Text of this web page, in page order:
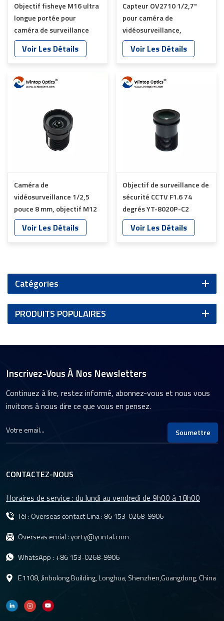
Objectif fisheye M16 ultra
longue portée pour
caméra de surveillance
personnalisée YT-4986P-
A2Voir Les Détails
Capteur OV2710 1/2,7"
pour caméra de
vidéosurveillance,
objectifs 35 mm YT-
4983P-A2
Voir Les Détails
Caméra de
vidéosurveillance 1/2,5
pouce 8 mm, objectif M12
YT-4981P-A2
Voir Les Détails
Objectif de surveillance de
sécurité CCTV F1.6 74
degrés YT-8020P-C2
Voir Les Détails
Catégories
PRODUITS POPULAIRES
Inscrivez-Vous À Nos Newsletters
Continuez à lire, restez informé, abonnez-vous et nous vous
invitons à nous dire ce que vous en pensez.
Soumettre
CONTACTEZ-NOUS
Horaires de service : du lundi au vendredi de 9h00 à 18h00
Tél : Overseas contact Lina : 86 153-0268-9906
Overseas emial :yorty@yuntal.com
WhatsApp : +86 153-0268-9906
E1108, Jinbolong Building, Longhua, Shenzhen,Guangdong, China